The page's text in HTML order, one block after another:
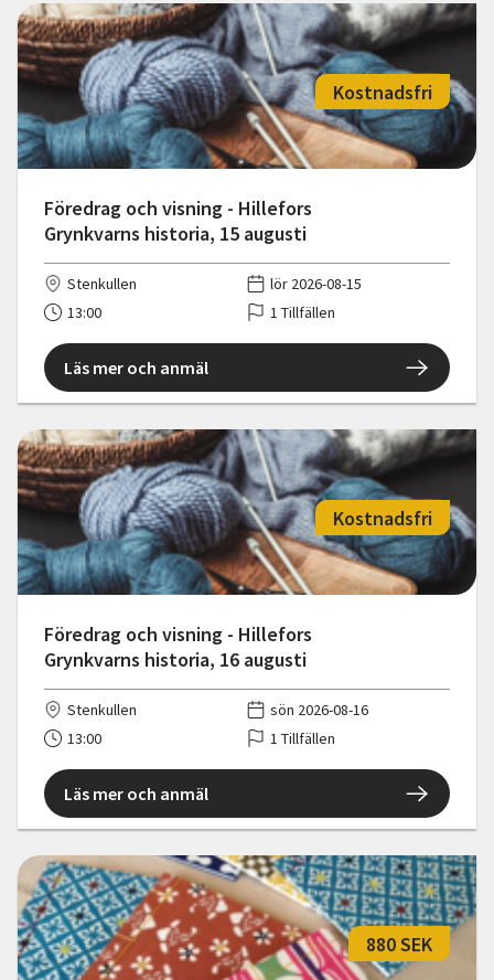
Föredrag och visning - Hillefors
Grynkvarns historia, 15 augusti
Kostnadsfri
Stenkullen
lör 2026-08-15
13:00
1 Tillfällen
Läs mer och anmäl
Föredrag och visning - Hillefors
Grynkvarns historia, 16 augusti
Kostnadsfri
Stenkullen
sön 2026-08-16
13:00
1 Tillfällen
Läs mer och anmäl
880 SEK